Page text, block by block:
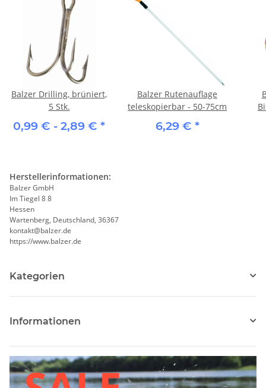
Balzer Drilling, brüniert,
5 Stk.
0,99 € - 2,89 € *
Balzer Rutenauflage
teleskopierbar - 50-75cm
6,29 € *
Herstellerinformationen:
Balzer GmbH
Im Tiegel 8 8
Hessen
Wartenberg, Deutschland, 36367
kontakt@balzer.de
https://www.balzer.de
Kategorien
Informationen